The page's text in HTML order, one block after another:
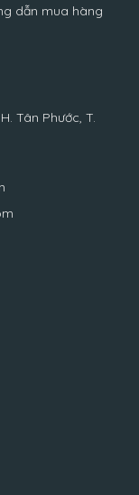
dẫn mua hàng
Tân Phước, T.